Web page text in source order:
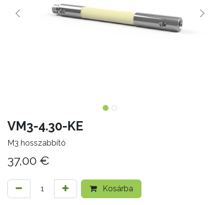
VM3-4.30-KE
M3 hosszabbító
37,00 €
Kosárba